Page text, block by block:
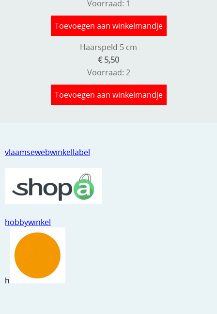
vlaamsewebwinkellabel
hobbywinkel
h
Voorraad: 1
Toevoegen aan winkelmandje
Haarspeld 5 cm
€ 5,50
Voorraad: 2
Toevoegen aan winkelmandje